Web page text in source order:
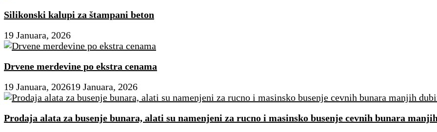
Silikonski kalupi za štampani beton
19 Januara, 2026
Drvene merdevine po ekstra cenama
19 Januara, 202619 Januara, 2026
Prodaja alata za busenje bunara, alati su namenjeni za rucno i masinsko busenje cevnih bunara